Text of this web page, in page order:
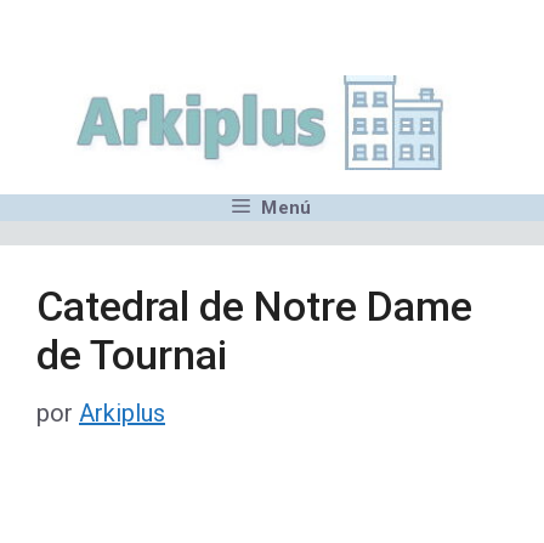
contenido
Menú
Catedral de Notre Dame
de Tournai
por Arkiplus